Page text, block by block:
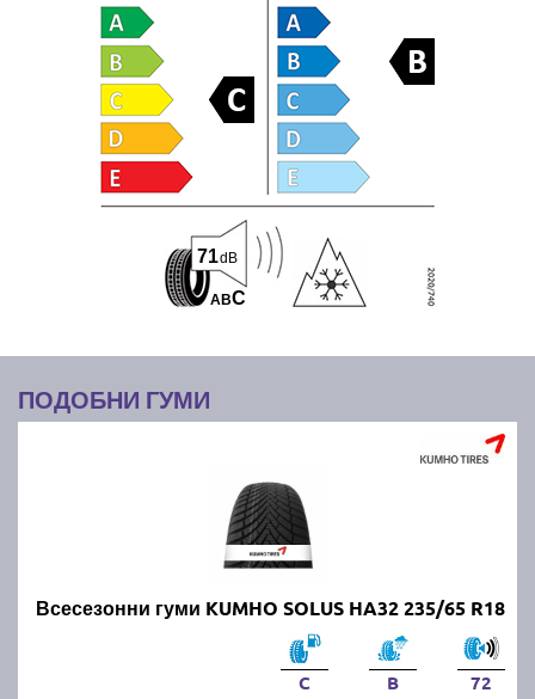
ABC
71dB
ПОДОБНИ ГУМИ
Всесезонни гуми KUMHO SOLUS HA32 235/65 R18
C B 72